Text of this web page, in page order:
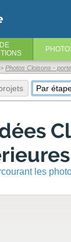
DE
Photos Cloisons -
Par
les